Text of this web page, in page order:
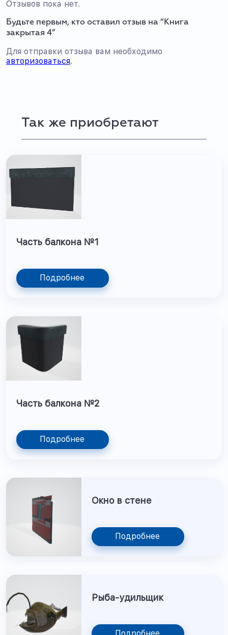
Отзывов пока нет.
Будьте первым, кто оставил отзыв на “Книга
закрытая 4”
Для отправки отзыва вам необходимо
авторизоваться.
Так же приобретают
Часть балкона №1
Подробнее
Часть балкона №2
Подробнее
Окно в стене
Подробнее
Рыба-удильщик